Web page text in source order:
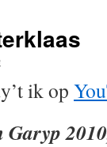
ik op